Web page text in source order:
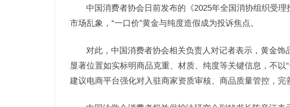
中国消费者协会日前发布的《2025年全国消协组织受理
市场乱象，“一口价”黄金与纯度造假成为投诉焦点。
对此，中国消费者协会相关负责人对记者表示，黄金
显著位置如实标明商品克重、材质、纯度等关键信息，不以
建议电商平台强化对入驻商家资质审核、商品质量管控，完